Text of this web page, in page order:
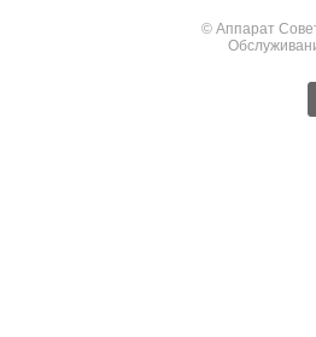
© Аппарат